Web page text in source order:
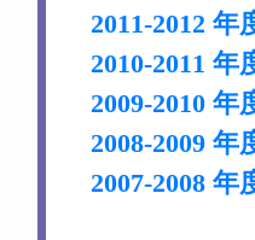
2011-2012
2010-2011
2009-2010
2008-2009
2007-2008